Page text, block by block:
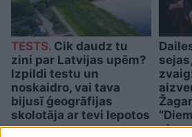
TESTS. Cik daudz tu
zini par Latvijas upēm?
Izpildi testu un
noskaidro, vai tava
bijusī ģeogrāfijas
skolotāja ar tevi lepotos